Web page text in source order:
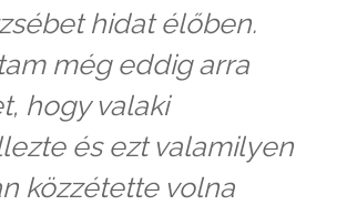
hidat élőben.
még eddig arra
hogy valaki
és ezt valamilyen
közzétette volna